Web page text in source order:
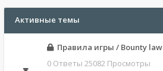
Активные темы
Правила игры / Bounty law
0 Ответы 25082 Просмотры